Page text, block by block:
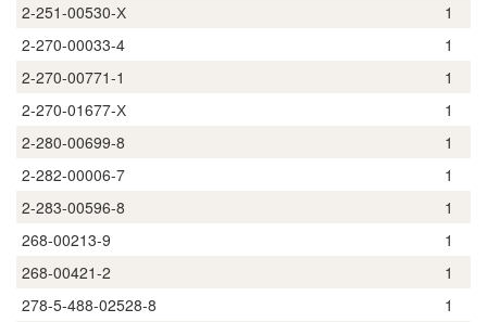
2-251-00530-Х
1
2-270-00033-4
1
2-270-00771-1
1
2-270-01677-Х
1
2-280-00699-8
1
2-282-00006-7
1
2-283-00596-8
1
268-00213-9
1
268-00421-2
1
278-5-488-02528-8
1